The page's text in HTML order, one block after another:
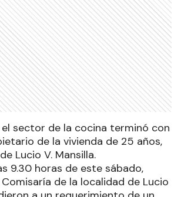
el sector de la cocina terminó con
de la vivienda de 25 años,
Lucio V. Mansilla.
9.30 horas de este sábado,
de la localidad de Lucio